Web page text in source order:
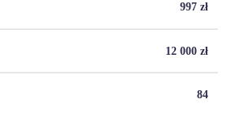
997 zł
12 000 zł
84